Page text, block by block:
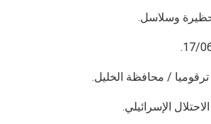
وسلاسل.
ترقوميا / محافظة الخليل.
الإسرائيلي.